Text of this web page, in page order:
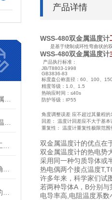
产品详情
WSS-480双金属温度计
是基于绕制成环性弯曲状的双
WSS-480双金属温度计
产品执行标准：
JB/T8803-1998
GB3836-83
标度盘公称直径：60、100、
精度等级：1.0、1.5
热响应时间：≤40s
防护等级：IP55
角度调整误差 应不超过其量程的
回差： 温度计回差应不大于基本
重复性： 温度计重复性极限范
双金属温度计的优点在
双金属温度计的热电势
采用同一种匀质导体或
热电偶两个接点温度
许多年来，科学家们试
若两种导体A，B分别
电导率高,电阻温度系